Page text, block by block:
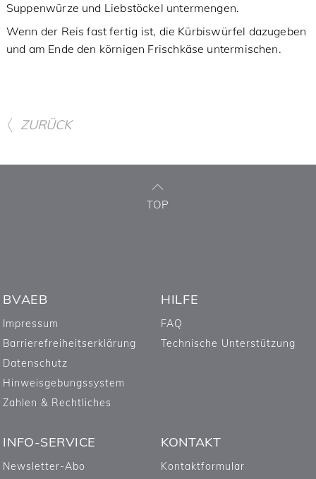
Suppenwürze und Liebstöckel untermengen.
Wenn der Reis fast fertig ist, die Kürbiswürfel dazugeben
und am Ende den körnigen Frischkäse untermischen.
ZURÜCK
TOP
BVAEB
Impressum
Barrierefreiheitserklärung
Datenschutz
Hinweisgebungssystem
Zahlen & Rechtliches
HILFE
FAQ
Technische Unterstützung
INFO-SERVICE
Newsletter-Abo
KONTAKT
Kontaktformular